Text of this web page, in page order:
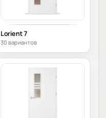
Lorient 7
30 вариантов